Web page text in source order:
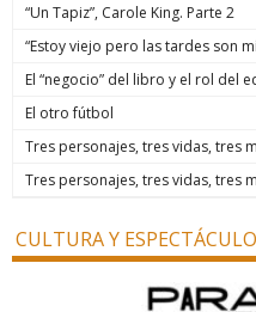
“Un Tapiz”, Carole King. Parte 2
“Estoy viejo pero las tardes son
El “negocio” del libro y el rol del
El otro fútbol
Tres personajes, tres vidas, tres
Tres personajes, tres vidas, tres
CULTURA Y